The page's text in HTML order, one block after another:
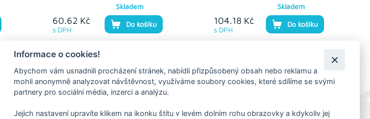
60.62 Kč
s DPH
Skladem
Do košíku
tmavě hnědý plast
104.18 Kč
s DPH
Skladem
Do košíku
Informace o cookies!
Abychom vám usnadnili procházení stránek, nabídli přizpůsobený obsah nebo reklamu a
mohli anonymně analyzovat návštěvnost, využíváme soubory cookies, které sdílíme se svými
partnery pro sociální média, inzerci a analýzu.
Jejich nastavení upravíte klikem na ikonku štítu v levém dolním rohu obrazovky a kdykoliv jej